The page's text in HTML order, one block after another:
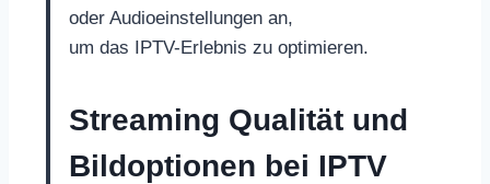
oder Audioeinstellungen an,
um das IPTV-Erlebnis zu optimieren.
Streaming Qualität und
Bildoptionen bei IPTV